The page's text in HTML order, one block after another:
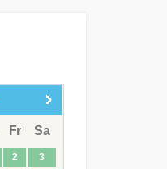
Fr Sa
2
3